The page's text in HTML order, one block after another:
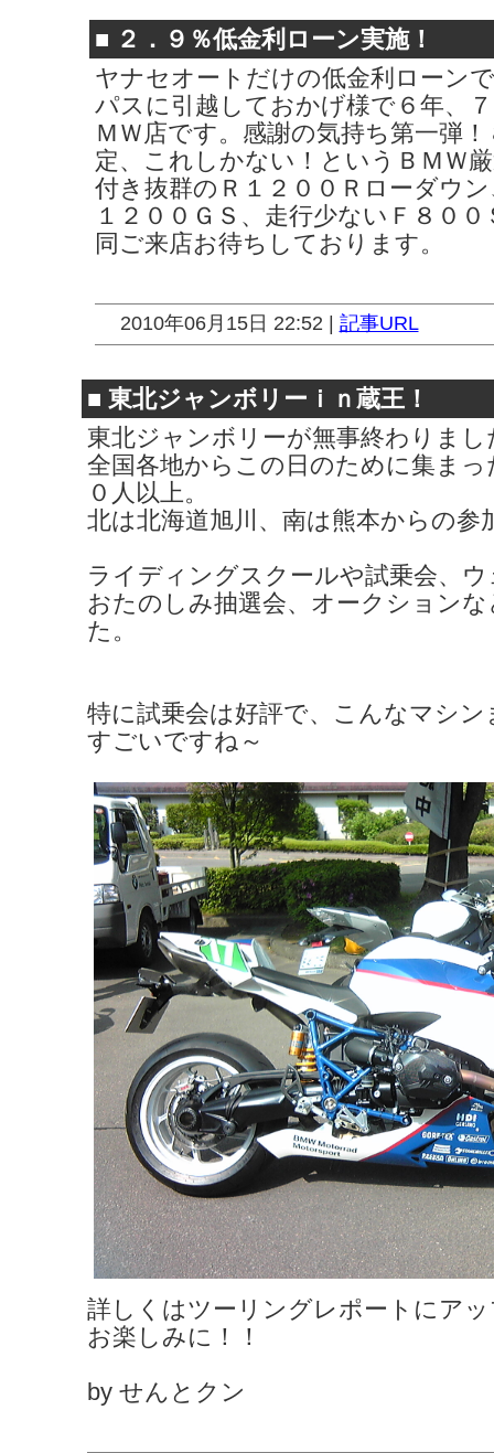
■ ２．９％低金利ローン実施！
ヤナセオートだけの低金利ローン
パスに引越しておかげ様で６年、
ＭＷ店です。感謝の気持ち第一弾
定、これしかない！というＢＭＷ
付き抜群のＲ１２００Ｒローダウ
１２００ＧＳ、走行少ないＦ８０
同ご来店お待ちしております。
2010年06月15日 22:52 | 記事URL
■ 東北ジャンボリーｉｎ蔵王！
東北ジャンボリーが無事終わりまし
全国各地からこの日のために集ま
０人以上。
北は北海道旭川、南は熊本からの参
ライディングスクールや試乗会、
おたのしみ抽選会、オークション
た。
特に試乗会は好評で、こんなマシン
すごいですね～
詳しくはツーリングレポートにア
お楽しみに！！
by せんとクン